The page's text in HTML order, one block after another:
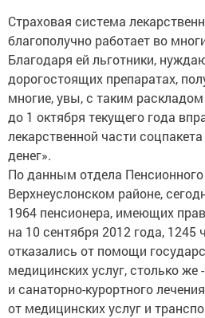
Страховая система
благополучно работает во
Благодаря ей льготники,
дорогостоящих препаратах,
многие, увы, с таким
до 1 октября текущего года
лекарственной части
денег».
По данным отдела
Верхнеуслонском районе,
1964 пенсионера, имеющих
на 10 сентября 2012 года, 1245
отказались от помощи
медицинских услуг, столько же
и санаторно-курортного
от медицинских услуг и